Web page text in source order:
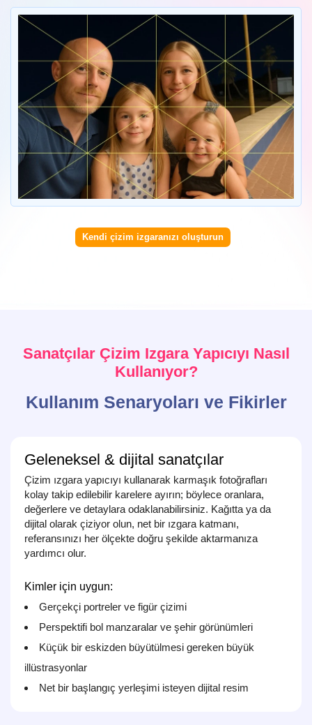
Kendi çizim izgaranızı oluşturun
Sanatçılar Çizim Izgara Yapıcıyı Nasıl
Kullanıyor?
Kullanım Senaryoları ve Fikirler
Geleneksel & dijital sanatçılar
Çizim ızgara yapıcıyı kullanarak karmaşık fotoğrafları
kolay takip edilebilir karelere ayırın; böylece oranlara,
değerlere ve detaylara odaklanabilirsiniz. Kağıtta ya da
dijital olarak çiziyor olun, net bir ızgara katmanı,
referansınızı her ölçekte doğru şekilde aktarmanıza
yardımcı olur.
Kimler için uygun:
Gerçekçi portreler ve figür çizimi
Perspektifi bol manzaralar ve şehir görünümleri
Küçük bir eskizden büyütülmesi gereken büyük
illüstrasyonlar
Net bir başlangıç yerleşimi isteyen dijital resim